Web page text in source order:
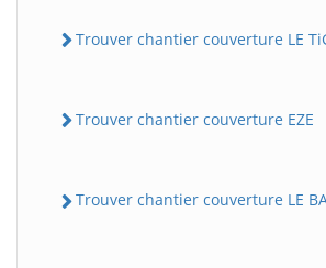
Trouver chantier couverture LE
Trouver chantier couverture EZE
Trouver chantier couverture LE